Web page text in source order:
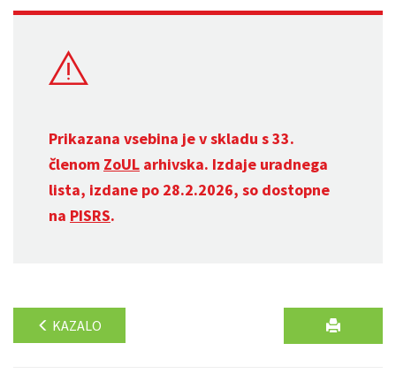
Prikazana vsebina je v skladu s 33.
členom ZoUL arhivska. Izdaje uradnega
lista, izdane po 28.2.2026, so dostopne
na PISRS.
KAZALO